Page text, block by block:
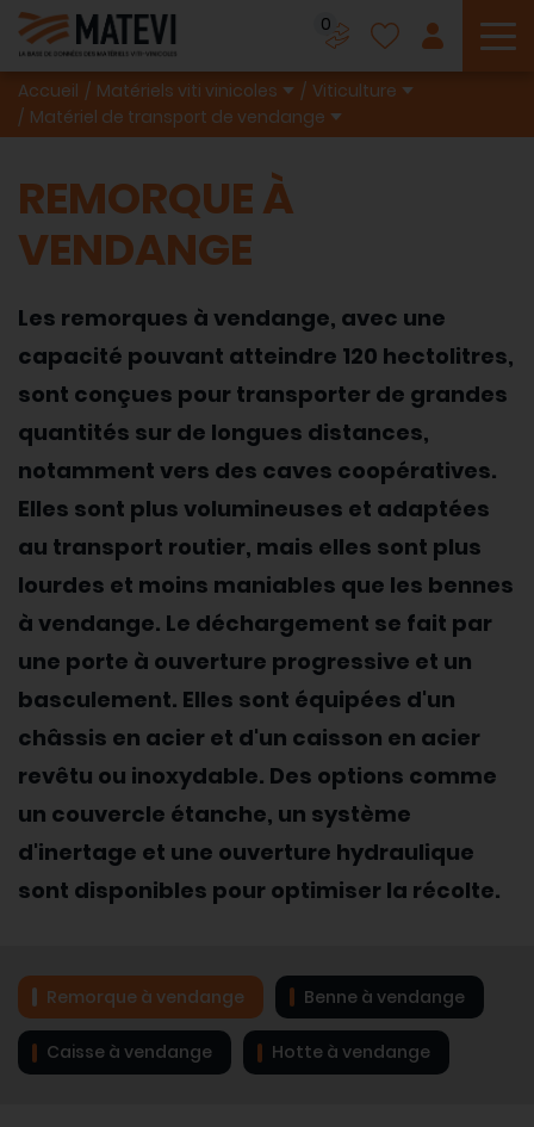
0
Accueil Matériels viti vinicoles
Viticulture
Matériel de transport de vendange
REMORQUE À
VENDANGE
Les remorques à vendange, avec une
capacité pouvant atteindre 120 hectolitres,
sont conçues pour transporter de grandes
quantités sur de longues distances,
notamment vers des caves coopératives.
Elles sont plus volumineuses et adaptées
au transport routier, mais elles sont plus
lourdes et moins maniables que les bennes
à vendange. Le déchargement se fait par
une porte à ouverture progressive et un
basculement. Elles sont équipées d'un
châssis en acier et d'un caisson en acier
revêtu ou inoxydable. Des options comme
un couvercle étanche, un système
d'inertage et une ouverture hydraulique
sont disponibles pour optimiser la récolte.
Remorque à vendange Benne à vendange
Caisse à vendange Hotte à vendange